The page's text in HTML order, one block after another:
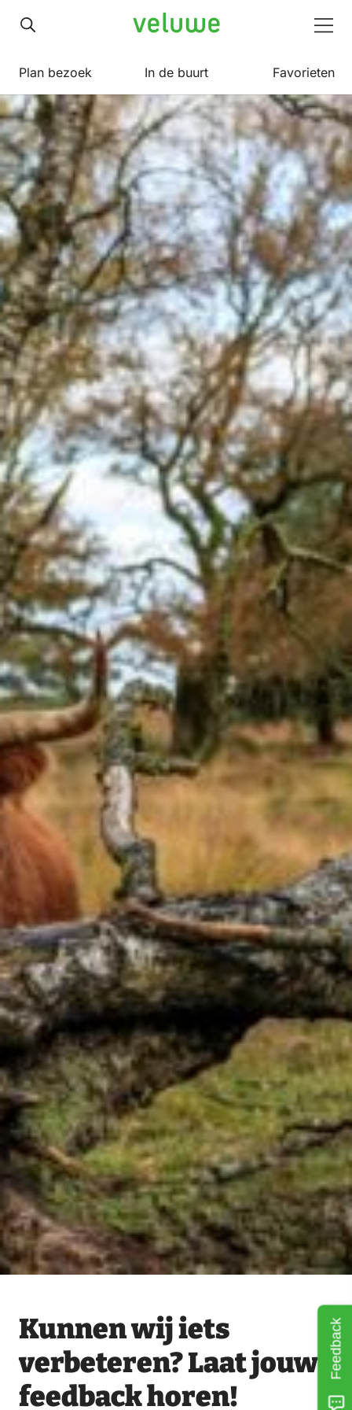
Veluwe
Plan bezoek In de buurt Favorieten
Kunnen wij iets
verbeteren? Laat jouw
feedback horen!
Feedback